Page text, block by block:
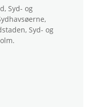
Syd- og
Syd- og